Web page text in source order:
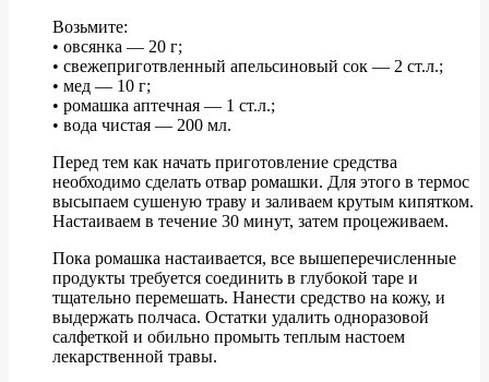
Возьмите:
• овсянка — 20 г;
• свежеприготвленный апельсиновый сок — 2 ст.л.;
• мед — 10 г;
• ромашка аптечная — 1 ст.л.;
• вода чистая — 200 мл.
Перед тем как начать приготовление средства
необходимо сделать отвар ромашки. Для этого в термос
высыпаем сушеную траву и заливаем крутым кипятком.
Настаиваем в течение 30 минут, затем процеживаем.
Пока ромашка настаивается, все вышеперечисленные
продукты требуется соединить в глубокой таре и
тщательно перемешать. Нанести средство на кожу, и
выдержать полчаса. Остатки удалить одноразовой
салфеткой и обильно промыть теплым настоем
лекарственной травы.